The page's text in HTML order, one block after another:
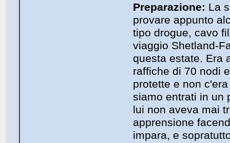
Preparazione: La
provare appunto
tipo drogue, cavo
viaggio Shetland-
questa estate. Era
raffiche di 70 nodi
protette e non
siamo entrati in un
lui non aveva mai
apprensione
impara, e